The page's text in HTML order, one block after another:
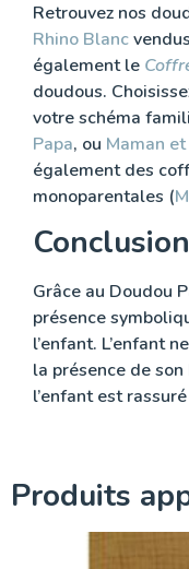
Retrouvez nos
Rhino Blanc
également le
doudous.
votre schéma
Papa, ou Maman
également des
monoparentales (
Conclusion
Grâce au Doudou
présence
l’enfant. L’enfant
la présence de
l’enfant est
Produits